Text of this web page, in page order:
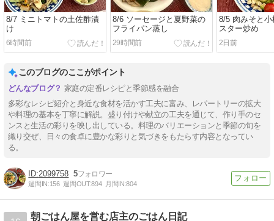
8/7 ミニトマトの土佐酢漬
け
6時間前
8/6 ソーセージと夏野菜の
フライパン蒸し
29時間前
8/5 肉みそと
スター炒め
2日前
このブログのここがポイント
家庭の定番レシピと季節感を融合
多彩なレシピ紹介と身近な食材を活かす工夫に富み、レパートリーの拡大
や料理の基本を丁寧に解説。盛り付けや献立の工夫を通じて、作り手のセ
ンスと生活の彩りを映し出している。料理のバリエーションと季節の旬を
織り交ぜ、日々の食卓に豊かな彩りと気づきをもたらす内容となってい
る。
2099758 5
週間IN:156 週間OUT:894 月間IN:804
朝ごはん屋を営む店主のごはん日記